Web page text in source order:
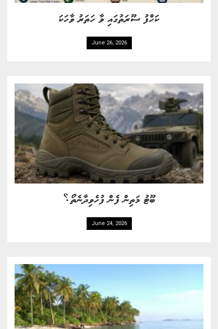
ކަހްފު ސޫރަތުގައި ވާ ހަތަރު ވާހަކަ
June 26, 2026
ބޫޓު މަތިން ފެން ފުހެވިދާނެތޯ؟
June 24, 2026